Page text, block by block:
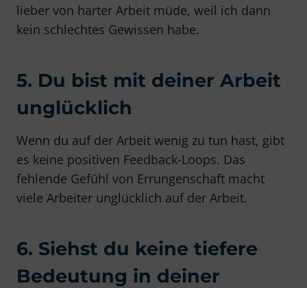
lieber von harter Arbeit müde, weil ich dann
kein schlechtes Gewissen habe.
5. Du bist mit deiner Arbeit
unglücklich
Wenn du auf der Arbeit wenig zu tun hast, gibt
es keine positiven Feedback-Loops. Das
fehlende Gefühl von Errungenschaft macht
viele Arbeiter unglücklich auf der Arbeit.
6. Siehst du keine tiefere
Bedeutung in deiner